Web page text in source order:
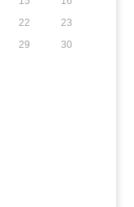
22
23
29
30